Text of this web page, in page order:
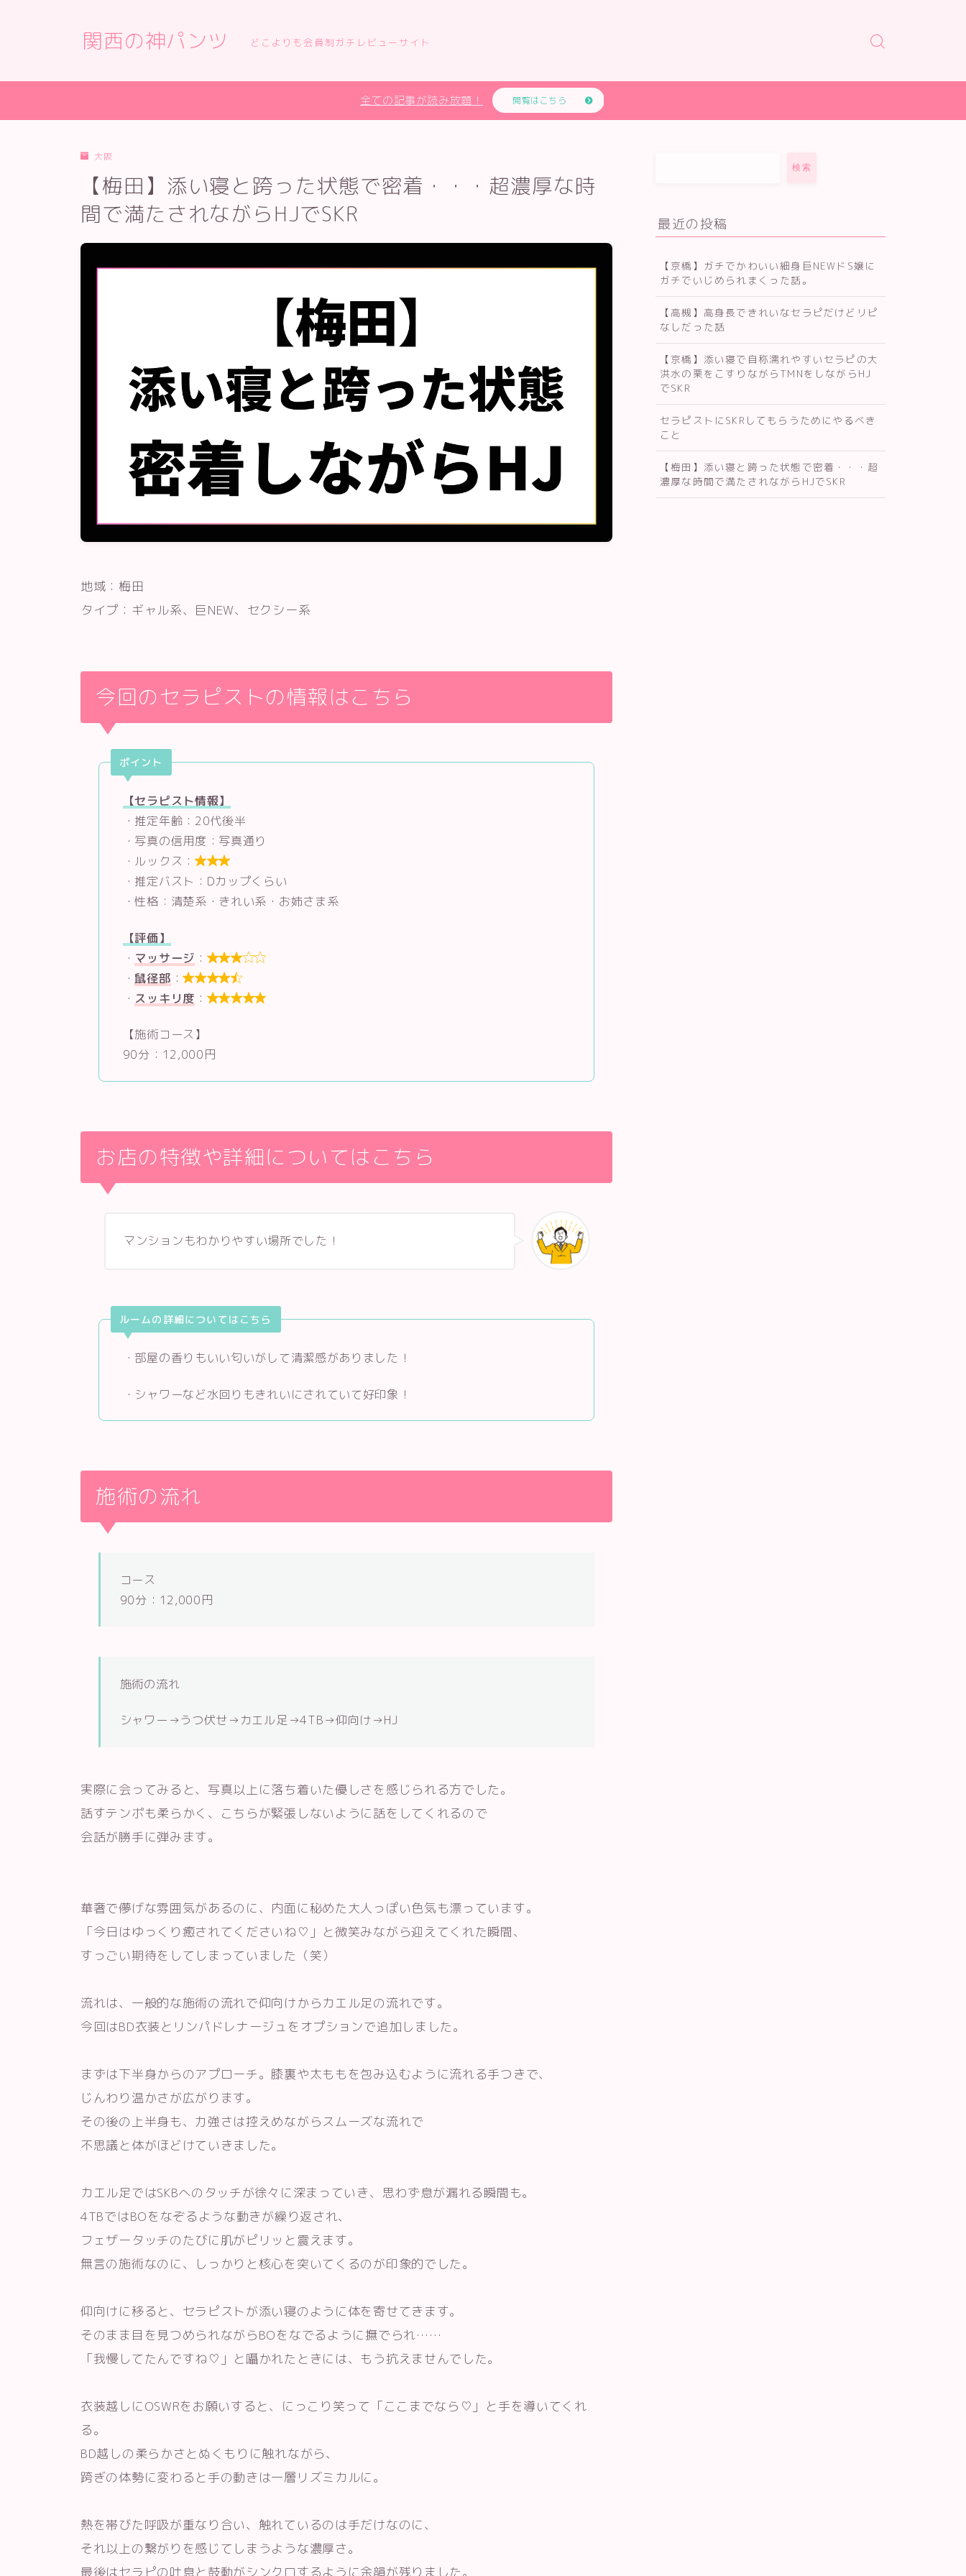
関西の神パンツ どこよりも会員制ガチレビューサイト
全ての記事が読み放題！ 閲覧はこちら
大阪
【梅田】添い寝と跨った状態で密着・・・超濃厚な時
間で満たされながらHJでSKR
地域：梅田
タイプ：ギャル系、巨NEW、セクシー系
今回のセラピストの情報はこちら
ポイント
【セラピスト情報】
・推定年齢：20代後半
・写真の信用度：写真通り
・ルックス： 
・推定バスト：Dカップくらい
・性格：清楚系・きれい系・お姉さま系
【評価】
・ マッサージ ： 
・ 鼠径部 ：
・ スッキリ度 ： 
【施術コース】
90分：12,000円
お店の特徴や詳細についてはこちら
マンションもわかりやすい場所でした！
ルームの詳細についてはこちら
・部屋の香りもいい匂いがして清潔感がありました！
・シャワーなど水回りもきれいにされていて好印象！
施術の流れ
コース
90分：12,000円
施術の流れ
シャワー→うつ伏せ→カエル足→4TB→仰向け→HJ
実際に会ってみると、写真以上に落ち着いた優しさを感じられる方でした。
話すテンポも柔らかく、こちらが緊張しないように話をしてくれるので
会話が勝手に弾みます。
華奢で儚げな雰囲気があるのに、内面に秘めた大人っぽい色気も漂っています。
「今日はゆっくり癒されてくださいね♡」と微笑みながら迎えてくれた瞬間、
すっごい期待をしてしまっていました（笑）
流れは、一般的な施術の流れで仰向けからカエル足の流れです。
今回はBD衣装とリンパドレナージュをオプションで追加しました。
まずは下半身からのアプローチ。膝裏や太ももを包み込むように流れる手つきで、
じんわり温かさが広がります。
その後の上半身も、力強さは控えめながらスムーズな流れで
不思議と体がほどけていきました。
カエル足ではSKBへのタッチが徐々に深まっていき、思わず息が漏れる瞬間も。
4TBではBOをなぞるような動きが繰り返され、
フェザータッチのたびに肌がピリッと震えます。
無言の施術なのに、しっかりと核心を突いてくるのが印象的でした。
仰向けに移ると、セラピストが添い寝のように体を寄せてきます。
そのまま目を見つめられながらBOをなでるように撫でられ……
「我慢してたんですね♡」と囁かれたときには、もう抗えませんでした。
衣装越しにOSWRをお願いすると、にっこり笑って「ここまでなら♡」と手を導いてくれ
る。
BD越しの柔らかさとぬくもりに触れながら、
跨ぎの体勢に変わると手の動きは一層リズミカルに。
熱を帯びた呼吸が重なり合い、触れているのは手だけなのに、
それ以上の繋がりを感じてしまうような濃厚さ。
最後はセラピの吐息と鼓動がシンクロするように余韻が残りました。
検索
最近の投稿
【京橋】ガチでかわいい細身巨NEWドS嬢に
ガチでいじめられまくった話。
【高槻】高身長できれいなセラピだけどリピ
なしだった話
【京橋】添い寝で自称濡れやすいセラピの大
洪水の栗をこすりながらTMNをしながらHJ
でSKR
セラピストにSKRしてもらうためにやるべき
こと
【梅田】添い寝と跨った状態で密着・・・超
濃厚な時間で満たされながらHJでSKR